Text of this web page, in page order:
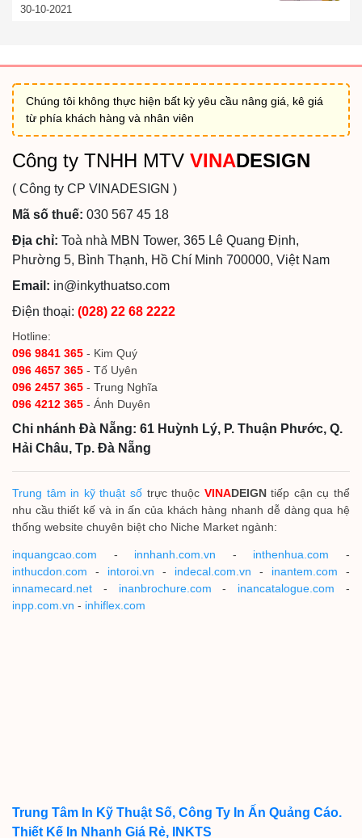
30-10-2021
Chúng tôi không thực hiện bất kỳ yêu cầu nâng giá, kê giá
từ phía khách hàng và nhân viên
Công ty TNHH MTV VINADESIGN
( Công ty CP VINADESIGN )
Mã số thuế: 030 567 45 18
Địa chỉ: Toà nhà MBN Tower, 365 Lê Quang Định,
Phường 5, Bình Thạnh, Hồ Chí Minh 700000, Việt Nam
Email: in@inkythuatso.com
Điện thoại: (028) 22 68 2222
Hotline:
096 9841 365 - Kim Quý
096 4657 365 - Tố Uyên
096 2457 365 - Trung Nghĩa
096 4212 365 - Ánh Duyên
Chi nhánh Đà Nẵng: 61 Huỳnh Lý, P. Thuận Phước, Q.
Hải Châu, Tp. Đà Nẵng
Trung tâm in kỹ thuật sốtrực thuộc VINADEIGNtiếp cận cụ thể
nhu cầu thiết kế và in ấn của khách hàng nhanh dễ dàng qua hệ
thống website chuyên biệt cho Niche Market ngành:
inquangcao.com - innhanh.com.vn - inthenhua.com -
inthucdon.com - intoroi.vn - indecal.com.vn - inantem.com -
innamecard.net - inanbrochure.com - inancatalogue.com -
inpp.com.vn - inhiflex.com
Trung Tâm In Kỹ Thuật Số, Công Ty In Ấn Quảng Cáo.
Thiết Kế In Nhanh Giá Rẻ, INKTS